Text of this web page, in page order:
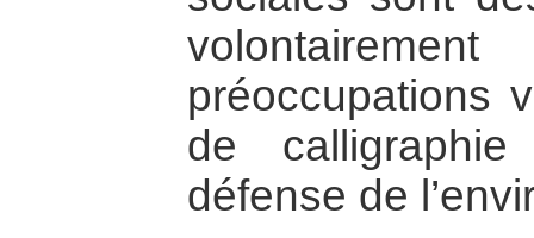
préoccupations
de
défense de